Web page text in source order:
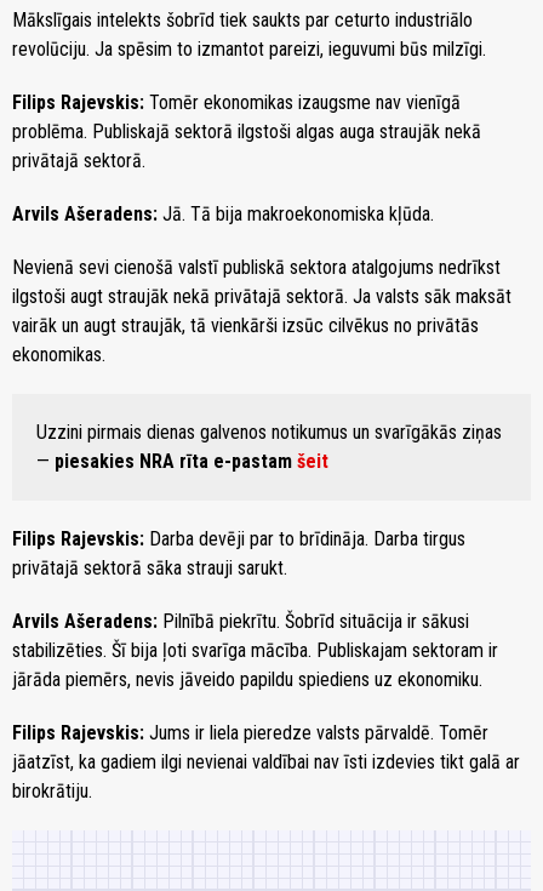
Mākslīgais intelekts šobrīd tiek saukts par ceturto industriālo
revolūciju. Ja spēsim to izmantot pareizi, ieguvumi būs milzīgi.
Filips Rajevskis: Tomēr ekonomikas izaugsme nav vienīgā
problēma. Publiskajā sektorā ilgstoši algas auga straujāk nekā
privātajā sektorā.
Arvils Ašeradens: Jā. Tā bija makroekonomiska kļūda.
Nevienā sevi cienošā valstī publiskā sektora atalgojums nedrīkst
ilgstoši augt straujāk nekā privātajā sektorā. Ja valsts sāk maksāt
vairāk un augt straujāk, tā vienkārši izsūc cilvēkus no privātās
ekonomikas.
Uzzini pirmais dienas galvenos notikumus un svarīgākās ziņas
— piesakies NRA rīta e-pastam šeit
Filips Rajevskis: Darba devēji par to brīdināja. Darba tirgus
privātajā sektorā sāka strauji sarukt.
Arvils Ašeradens: Pilnībā piekrītu. Šobrīd situācija ir sākusi
stabilizēties. Šī bija ļoti svarīga mācība. Publiskajam sektoram ir
jārāda piemērs, nevis jāveido papildu spiediens uz ekonomiku.
Filips Rajevskis: Jums ir liela pieredze valsts pārvaldē. Tomēr
jāatzīst, ka gadiem ilgi nevienai valdībai nav īsti izdevies tikt galā ar
birokrātiju.